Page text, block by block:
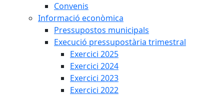
Convenis
Informació econòmica
Pressupostos municipals
Execució pressupostària trimestral
Exercici 2025
Exercici 2024
Exercici 2023
Exercici 2022